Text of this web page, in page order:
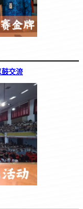
交流